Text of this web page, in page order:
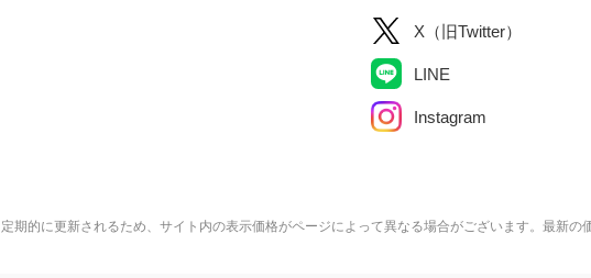
X（旧Twitter）
LINE
Instagram
期的に更新されるため、サイト内の表示価格がページによって異なる場合がございます。最新の